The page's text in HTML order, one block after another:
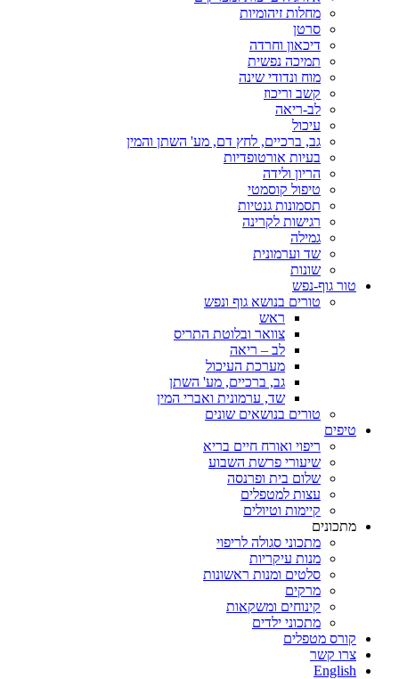
מחלות זיהומיות
סרטן
דיכאון וחרדה
תמיכה נפשית
מוח ונדודי שינה
קשב וריכוז
לב-ריאה
עיכול
גב, ברכיים, לחץ דם, מע' השתן והמין
בעיות אורטופדיות
הריון ולידה
טיפול קוסמטי
תסמונות גנטיות
רגישות לקרינה
גמילה
שד וערמונית
שונות
טור גוף-נפש
טורים בנושא גוף ונפש
ראש
צוואר ובלוטת התריס
לב – ריאה
מערכת העיכול
גב, ברכיים, מע' השתן
שד, ערמונית ואברי המין
טורים בנושאים שונים
טיפים
ריפוי ואורח חיים בריא
שיעורי פרשת השבוע
שלום בית ופרנסה
עצות למטפלים
קיימות וטיולים
מתכונים
מתכוני סגולה לריפוי
מנות עיקריות
סלטים ומנות ראשונות
מרקים
קינוחים ומשקאות
מתכוני ילדים
קורס מטפלים
צרו קשר
English